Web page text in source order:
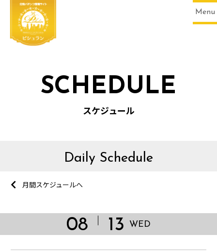
Menu
SCHEDULE
スケジュール
Daily Schedule
月間スケジュールへ
08 13 WED